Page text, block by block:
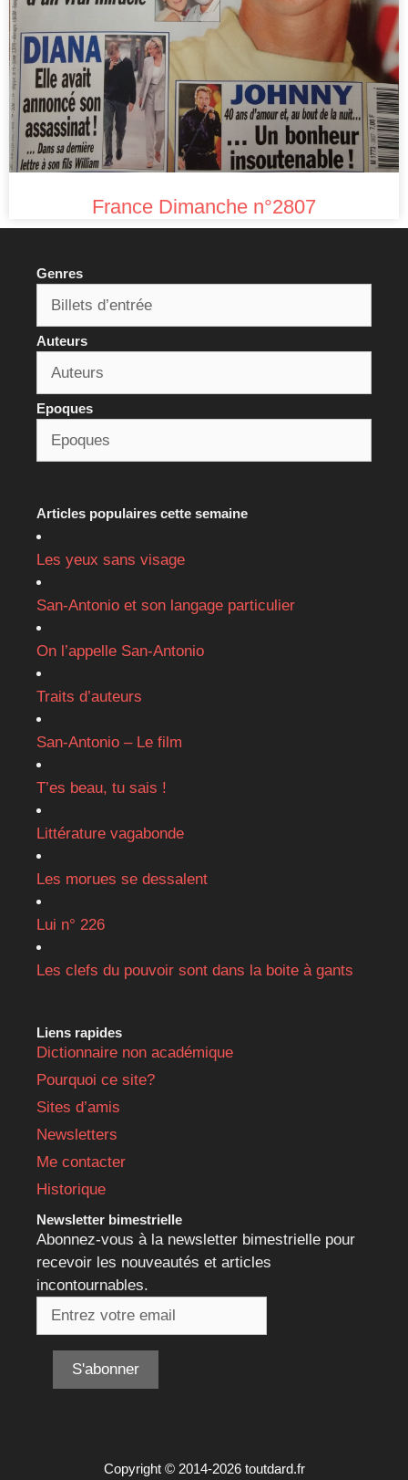
France Dimanche n°2807
Genres
Auteurs
Epoques
Articles populaires cette semaine
Les yeux sans visage
San-Antonio et son langage particulier
On l’appelle San-Antonio
Traits d’auteurs
San-Antonio – Le film
T’es beau, tu sais !
Littérature vagabonde
Les morues se dessalent
Lui n° 226
Les clefs du pouvoir sont dans la boite à gants
Liens rapides
Dictionnaire non académique
Pourquoi ce site?
Sites d’amis
Newsletters
Me contacter
Historique
Newsletter bimestrielle
Abonnez-vous à la newsletter bimestrielle pour
recevoir les nouveautés et articles
incontournables.
Copyright © 2014-2026 toutdard.fr